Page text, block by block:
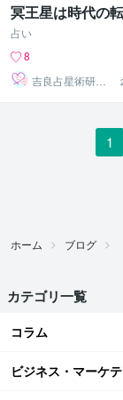
冥王星は時代の
占い
8
吉良占星術研究
所
1
ホーム ブログ
カテゴリ一覧
コラム
ビジネス・マーケ